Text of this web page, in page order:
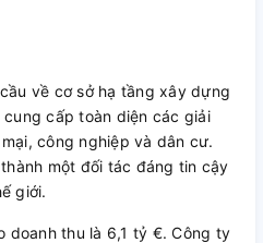
về cơ sở hạ tầng xây dựng
cấp toàn diện các giải
công nghiệp và dân cư.
một đối tác đáng tin cậy
giới.
doanh thu là 6,1 tỷ €. Công ty